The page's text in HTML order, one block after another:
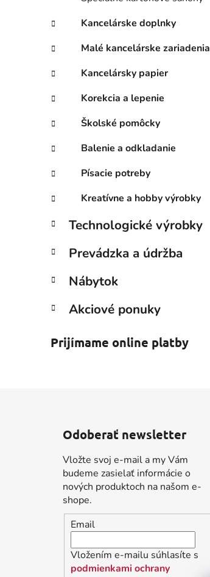
Kancelárske doplnky
Malé kancelárske zariadenia
Kancelársky papier
Korekcia a lepenie
Školské pomôcky
Balenie a odkladanie
Písacie potreby
Kreatívne a hobby výrobky
Technologické výrobky
Prevádzka a údržba
Nábytok
Akciové ponuky
Prijímame online platby
Odoberať newsletter
Vložte svoj e-mail a my Vám
budeme zasielať informácie o
nových produktoch na našom e-
shope.
Email
Vložením e-mailu súhlasíte s
podmienkami ochrany